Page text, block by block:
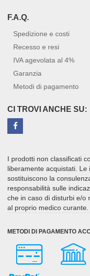
F.A.Q.
Spedizione e costi
Recesso e resi
IVA agevolata al 4%
Garanzia
Metodi di pagamento
CI TROVI ANCHE SU:
I prodotti non classificati
liberamente acquistati.
sostituiscono la
responsabilità sulle
che in caso di disturbi e/o
al proprio medico curante.
METODI DI PAGAMENTO